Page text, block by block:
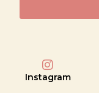
Instagram